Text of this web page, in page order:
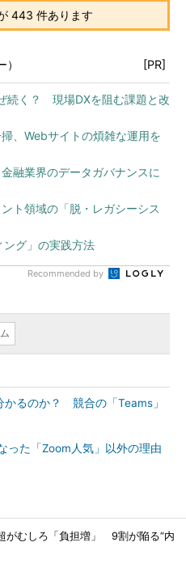
443 件あります
[PR]
続く？ 現場DXを阻む課題と改
、Webサイトの煩雑な運用を
融業界のデータガバナンスに
ト領域の「脱・レガシーシス
ング」の実践方法
Recommended by
かるのか？ 競合の「Teams」
った「Zoom人気」以外の理由
がむしろ「負担増」 9割が陥る“内